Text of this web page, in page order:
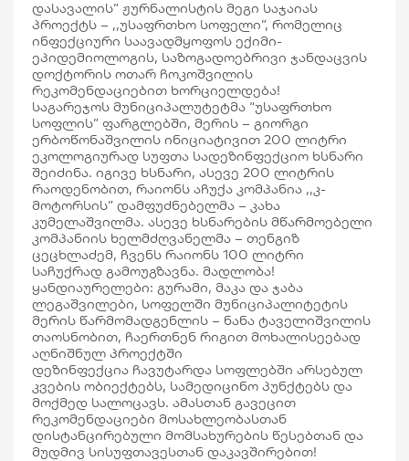
დასავალის” ჟურნალისტის მეგი საჯაიას
პროექტს – ,,უსაფრთხო სოფელი”, რომელიც
ინფექციური საავადმყოფოს ექიმი-
ეპიდემიოლოგის, საზოგადოებრივი ჯანდაცვის
დოქტორის ოთარ ჩოკოშვილის
რეკომენდაციებით ხორციელდება!
საგარეჯოს მუნიციპალუტეტმა “უსაფრთხო
სოფლის” ფარგლებში, მერის – გიორგი
ერბოწონაშვილის ინიციატივით 200 ლიტრი
ეკოლოგიურად სუფთა სადეზინფექციო ხსნარი
შეიძინა. იგივე ხსნარი, ასევე 200 ლიტრის
რაოდენობით, რაიონს აჩუქა კომპანია ,,კ-
მოტორსის” დამფუძნებელმა – კახა
კუმელაშვილმა. ასევე ხსნარების მწარმოებელი
კომპანიის ხელმძღვანელმა – თენგიზ
ცეცხლაძემ, ჩვენს რაიონს 100 ლიტრი
საჩუქრად გამოუგზავნა. მადლობა!
ყანდიაურელები: გურამი, მაკა და ჯაბა
ლეგაშვილები, სოფელში მუნიციპალიტეტის
მერის წარმომადგენლის – ნანა ტაველიშვილის
თაოსნობით, ჩაერთნენ რიგით მოხალისეებად
აღნიშნულ პროექტში
დეზინფექცია ჩავუტარდა სოფლებში არსებულ
კვების ობიექტებს, სამედიცინო პუნქტებს და
მოქმედ სალოცავს. ამასთან გავეცით
რეკომენდაციები მოსახლეობასთან
დისტანცირებული მომსახურების წესებთან და
მუდმივ სისუფთავესთან დაკავშირებით!